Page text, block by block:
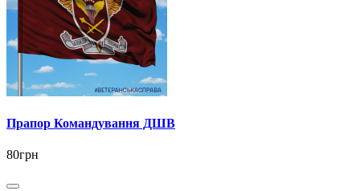
Прапор Командування ДШВ
80грн